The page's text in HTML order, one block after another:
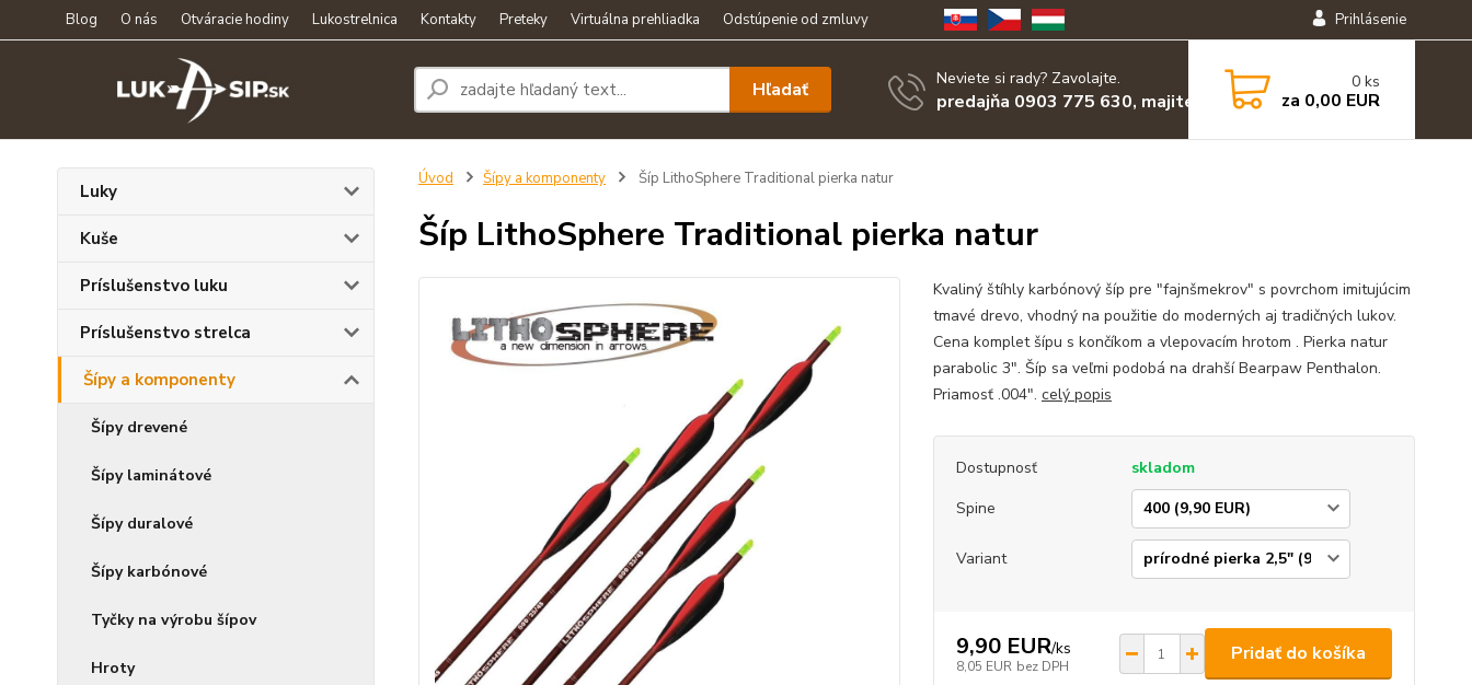
Blog O nás Otváracie hodiny Lukostrelnica Kontakty Preteky Virtuálna prehliadka Odstúpenie od zmluvy Prihlásenie
Hľadať Neviete si rady? Zavolajte.
predajňa 0903 775 630, majiteľ 0903 455 630
0 ks
za 0,00 EUR
Luky
Kuše
Príslušenstvo luku
Príslušenstvo strelca
Šípy a komponenty
Šípy drevené
Šípy laminátové
Šípy duralové
Šípy karbónové
Tyčky na výrobu šípov
Hroty
Úvod Šípy a komponenty Šíp LithoSphere Traditional pierka natur
Šíp LithoSphere Traditional pierka natur
Kvaliný štíhly karbónový šíp pre "fajnšmekrov" s povrchom imitujúcim
tmavé drevo, vhodný na použitie do moderných aj tradičných lukov.
Cena komplet šípu s končíkom a vlepovacím hrotom . Pierka natur
parabolic 3". Šíp sa veľmi podobá na drahší Bearpaw Penthalon.
Priamosť .004". celý popis
Dostupnosť
skladom
Spine
Variant
9,90 EUR/ks
8,05 EUR bez DPH
Pridať do košíka